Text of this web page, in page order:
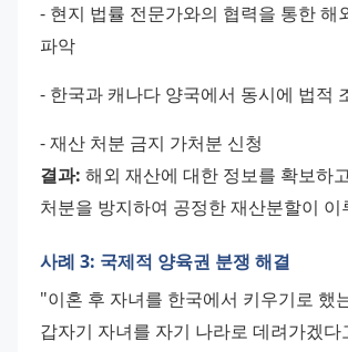
- 현지 법률 전문가와의 협력을 통한 해
파악
- 한국과 캐나다 양국에서 동시에 법적
- 재산 처분 금지 가처분 신청
결과: 해외 재산에 대한 정보를 확보하
처분을 방지하여 공정한 재산분할이 이
사례 3: 국제적 양육권 분쟁 해결
"이혼 후 자녀를 한국에서 키우기로 했
갑자기 자녀를 자기 나라로 데려가겠다